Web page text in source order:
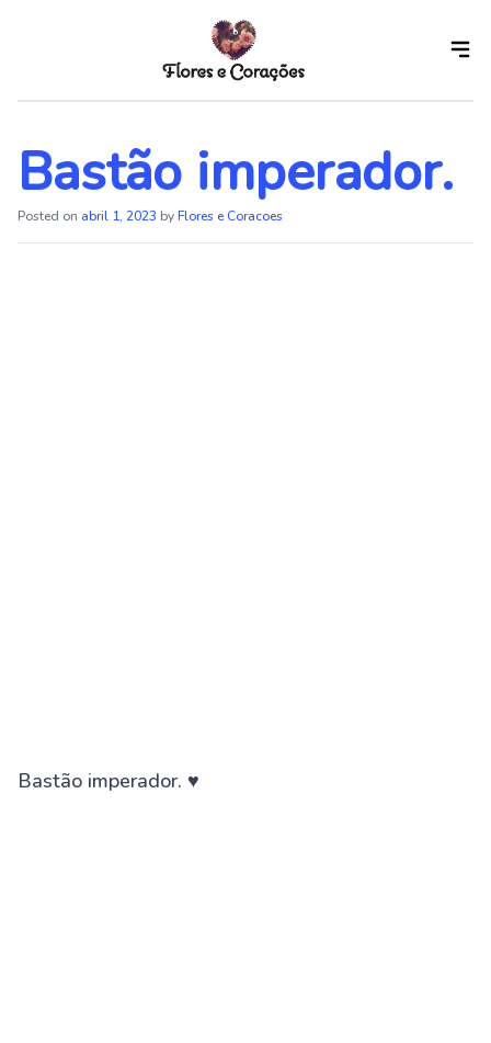
content
Bastão imperador.
Posted on abril 1, 2023 byFlores e Coracoes
Bastão imperador. ♥️